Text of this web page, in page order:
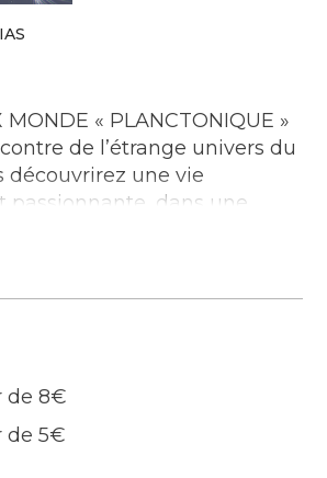
MONDE « PLANCTONIQUE »
de l’étrange univers du
découvrirez une vie
passionnante, dans une
Après un temps de
du Lohic, la découverte du
vous amener à
et de son rôle dans la
marin, l’Observatoire
de 8€
de 5€